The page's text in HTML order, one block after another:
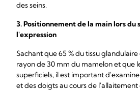
des seins.
3. Positionnement de la main lors du
l'expression
Sachant que 65 % du tissu
rayon de 30 mm du mamelon et que
superficiels, il est important
et des doigts au cours de l'allaitement